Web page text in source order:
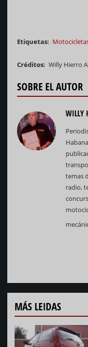
Etiquetas
Créditos Willy Hierro
SOBRE EL AUTOR
WILLY
temas
radio,
MÁS LEIDAS